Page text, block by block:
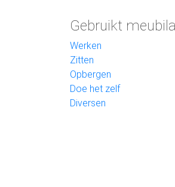
Gebruikt
Werken
Zitten
Opbergen
Doe het zelf
Diversen